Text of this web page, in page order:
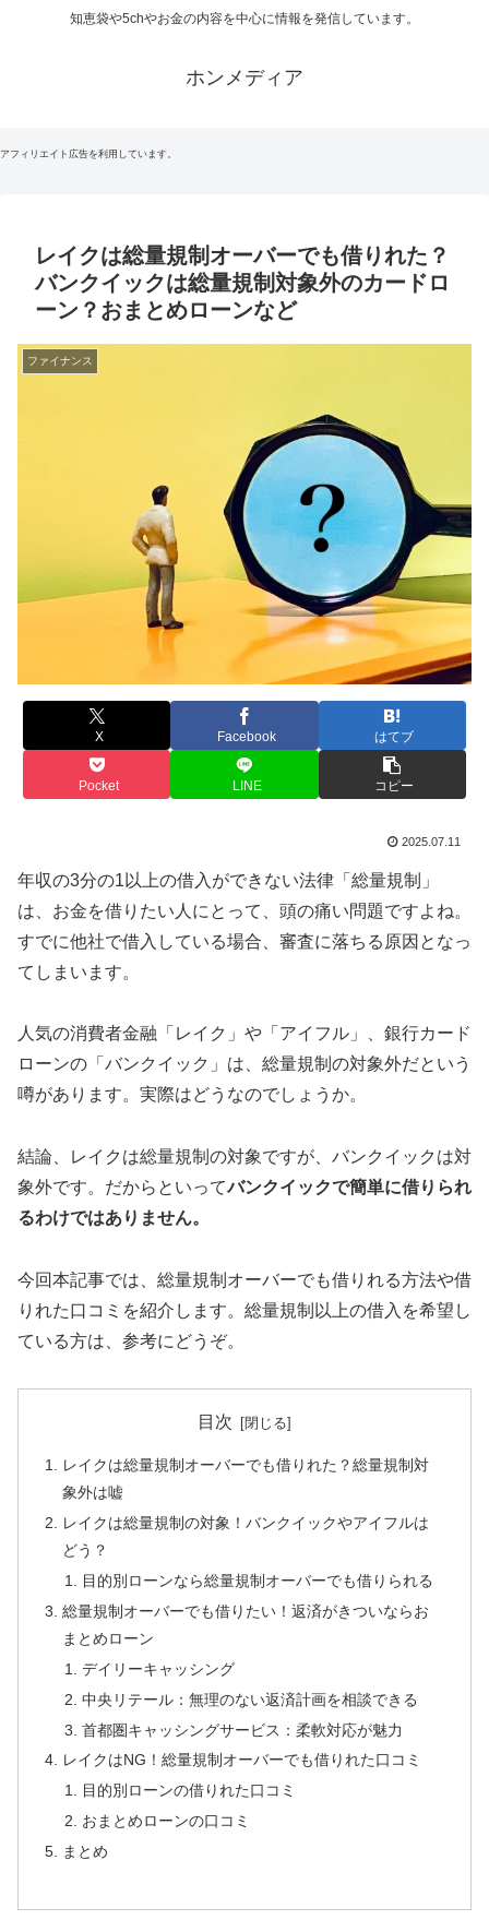
知恵袋や5chやお金の内容を中心に情報を発信しています。
ホンメディア
アフィリエイト広告を利用しています。
レイクは総量規制オーバーでも借りれた？
バンクイックは総量規制対象外のカードロ
ーン？おまとめローンなど
ファイナンス
X Facebook はてブ
Pocket LINE コピー
2025.07.11
年収の3分の1以上の借入ができない法律「総量規制」
は、お金を借りたい人にとって、頭の痛い問題ですよね。
すでに他社で借入している場合、審査に落ちる原因となっ
てしまいます。
人気の消費者金融「レイク」や「アイフル」、銀行カード
ローンの「バンクイック」は、総量規制の対象外だという
噂があります。実際はどうなのでしょうか。
結論、レイクは総量規制の対象ですが、バンクイックは対
象外です。だからといってバンクイックで簡単に借りられ
るわけではありません。
今回本記事では、総量規制オーバーでも借りれる方法や借
りれた口コミを紹介します。総量規制以上の借入を希望し
ている方は、参考にどうぞ。
目次
レイクは総量規制オーバーでも借りれた？総量規制対
象外は嘘
レイクは総量規制の対象！バンクイックやアイフルは
どう？
目的別ローンなら総量規制オーバーでも借りられる
総量規制オーバーでも借りたい！返済がきついならお
まとめローン
デイリーキャッシング
中央リテール：無理のない返済計画を相談できる
首都圏キャッシングサービス：柔軟対応が魅力
レイクはNG！総量規制オーバーでも借りれた口コミ
目的別ローンの借りれた口コミ
おまとめローンの口コミ
まとめ